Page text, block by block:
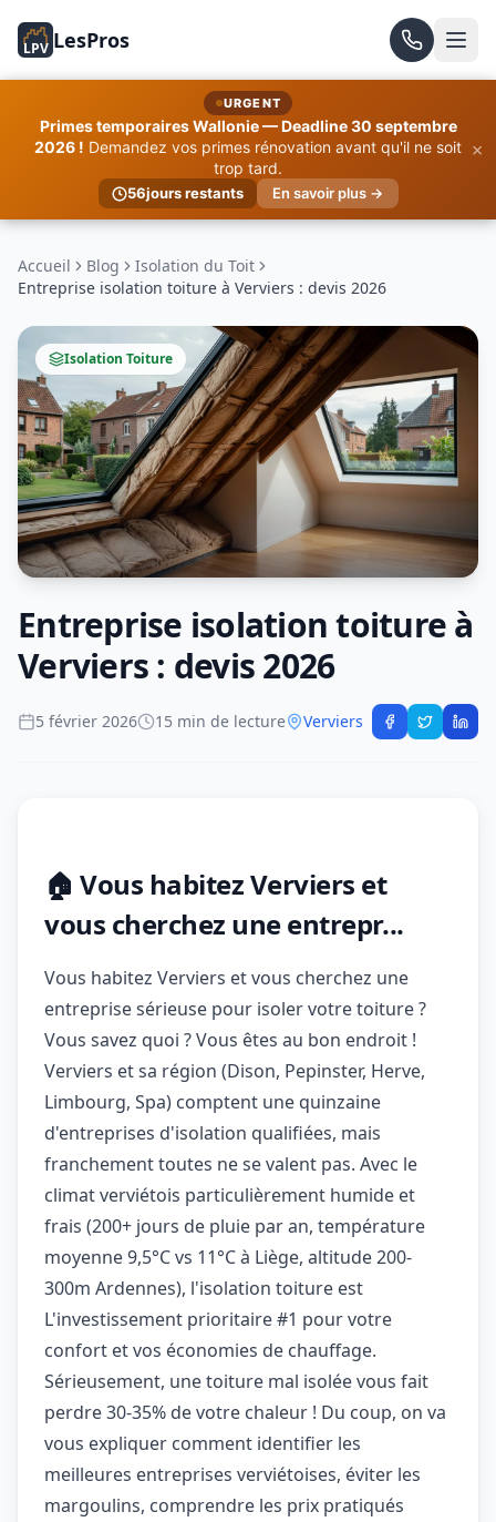
LPV LesPros
URGENT
Primes temporaires Wallonie — Deadline 30 septembre
2026 ! Demandez vos primes rénovation avant qu'il ne soit
trop tard.
56jours restants En savoir plus →
×
Accueil Blog
Isolation du Toit
Entreprise isolation toiture à Verviers : devis 2026
Isolation Toiture
Entreprise isolation toiture à
Verviers : devis 2026
5 février 2026 15 min de lecture Verviers
🏠 Vous habitez Verviers et
vous cherchez une entrepr...
Vous habitez Verviers et vous cherchez une
entreprise sérieuse pour isoler votre toiture ?
Vous savez quoi ? Vous êtes au bon endroit !
Verviers et sa région (Dison, Pepinster, Herve,
Limbourg, Spa) comptent une quinzaine
d'entreprises d'isolation qualifiées, mais
franchement toutes ne se valent pas. Avec le
climat verviétois particulièrement humide et
frais (200+ jours de pluie par an, température
moyenne 9,5°C vs 11°C à Liège, altitude 200-
300m Ardennes), l'isolation toiture est
L'investissement prioritaire #1 pour votre
confort et vos économies de chauffage.
Sérieusement, une toiture mal isolée vous fait
perdre 30-35% de votre chaleur ! Du coup, on va
vous expliquer comment identifier les
meilleures entreprises verviétoises, éviter les
margoulins, comprendre les prix pratiqués